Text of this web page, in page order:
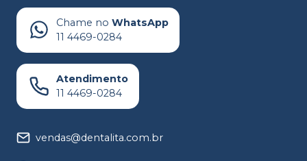
Chame no WhatsApp
11 4469-0284
Atendimento
11 4469-0284
vendas@dentalita.com.br